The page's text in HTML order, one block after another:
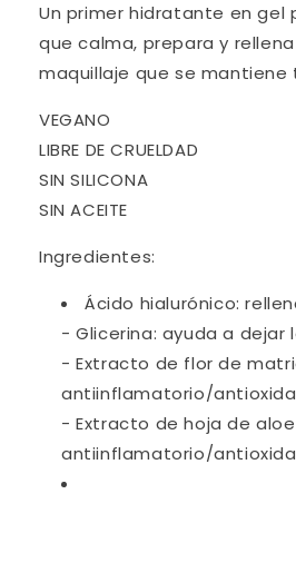
Un primer hidratante en gel
que calma, prepara y
maquillaje que se mantiene
VEGANO
LIBRE DE CRUELDAD
SIN SILICONA
SIN ACEITE
Ingredientes:
Ácido hialurónico:
- Glicerina: ayuda a dejar
- Extracto de flor de
antiinflamatorio/
- Extracto de hoja de
antiinflamatorio/